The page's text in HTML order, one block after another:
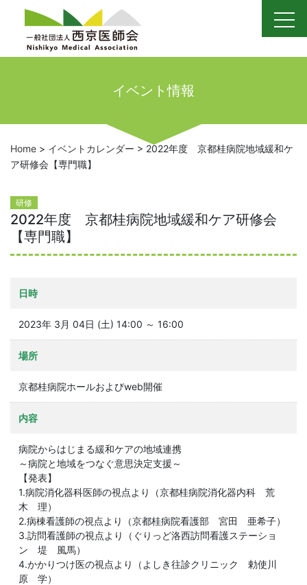
content
イベント情報
Home > イベントカレンダー > 2022年度 京都桂病院地域緩和ケ
ア研修会【専門職】
研修
2022年度 京都桂病院地域緩和ケア研修会
【専門職】
日時
2023年 3月 04日 (土) 14:00 ～ 16:00
場所
京都桂病院ホールおよびweb開催
内容
病院からはじまる緩和ケアの地域連携
～病院と地域をつなぐ意思決定支援～
【発表】
1.病院消化器科医師の視点より（京都桂病院消化器内科 荒
木 理）
2.病棟看護師の視点より（京都桂病院看護部 宮田 亜希子）
3.訪問看護師の視点より（ぐりっど洛西訪問看護ステーショ
ン 堤 風馬）
4.かかりつけ医の視点より（よしき往診クリニック 勅使川
原 学）